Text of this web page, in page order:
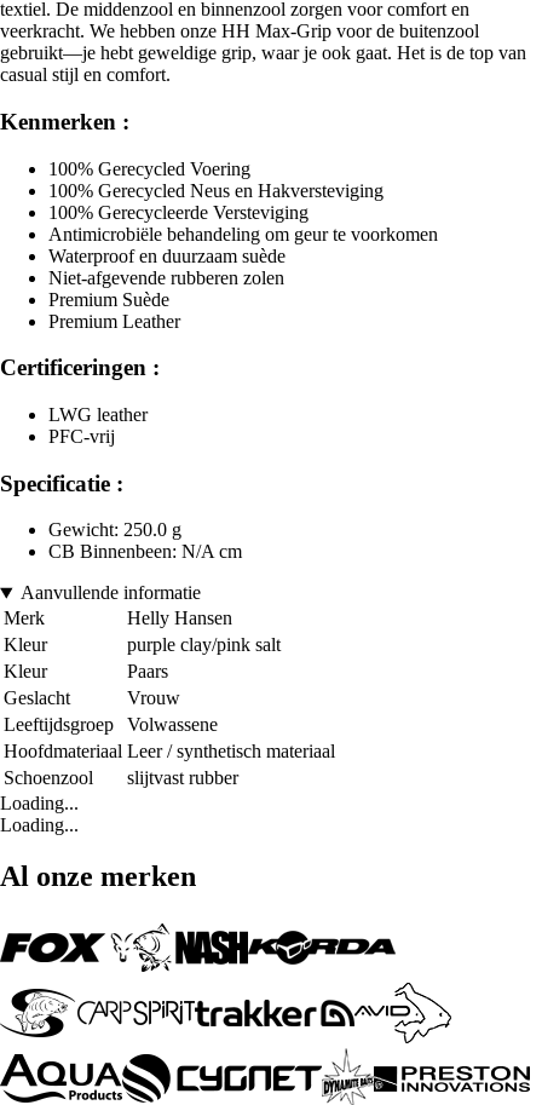
textiel. De middenzool en binnenzool zorgen voor comfort en
veerkracht. We hebben onze HH Max-Grip voor de buitenzool
gebruikt—je hebt geweldige grip, waar je ook gaat. Het is de top van
casual stijl en comfort.
Kenmerken :
100% Gerecycled Voering
100% Gerecycled Neus en Hakversteviging
100% Gerecycleerde Versteviging
Antimicrobiële behandeling om geur te voorkomen
Waterproof en duurzaam suède
Niet-afgevende rubberen zolen
Premium Suède
Premium Leather
Certificeringen :
LWG leather
PFC-vrij
Specificatie :
Gewicht: 250.0 g
CB Binnenbeen: N/A cm
Aanvullende informatie
Merk
Helly Hansen
Kleur
purple clay/pink salt
Kleur
Paars
Geslacht
Vrouw
Leeftijdsgroep
Volwassene
Hoofdmateriaal Leer / synthetisch materiaal
Schoenzool
slijtvast rubber
Loading...
Loading...
Al onze merken